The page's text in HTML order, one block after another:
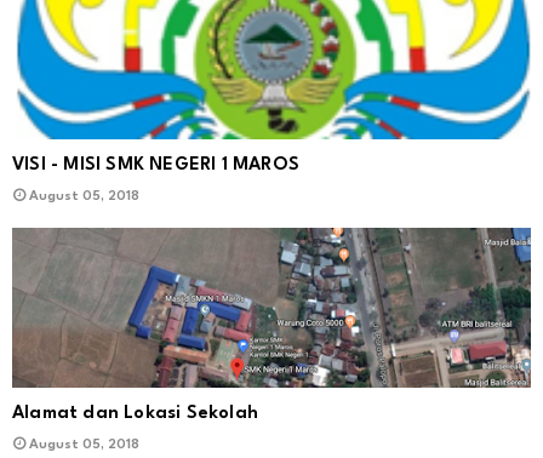
VISI - MISI SMK NEGERI 1 MAROS
August 05, 2018
Alamat dan Lokasi Sekolah
August 05, 2018